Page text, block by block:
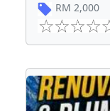
RM 2,000